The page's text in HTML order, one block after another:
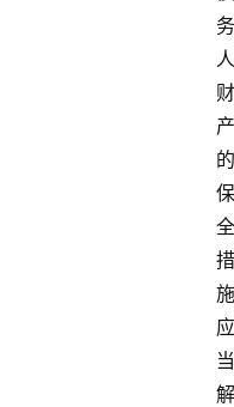
务
人
财
产
的
保
全
措
施
应
当
解